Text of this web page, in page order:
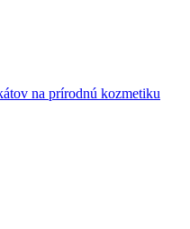
na prírodnú kozmetiku